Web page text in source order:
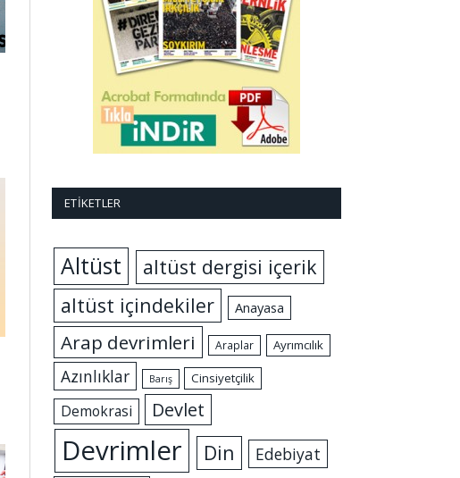
ETIKETLER
Altüst
altüst dergisi içerik
altüst içindekiler
Anayasa
Arap devrimleri Araplar Ayrımcılık
Azınlıklar Barış Cinsiyetçilik
Demokrasi Devlet
Devrimler Din Edebiyat